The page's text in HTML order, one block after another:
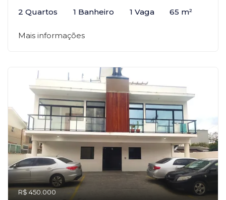
2 Quartos 1 Banheiro 1 Vaga 65 m²
Mais informações
R$ 450.000